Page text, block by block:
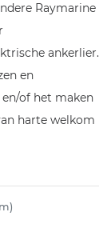
Raymarine
ankerlier.
en
of het maken
harte welkom